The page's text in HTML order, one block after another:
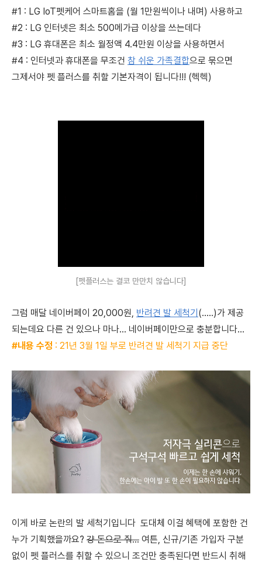
#1 : LG IoT펫케어 스마트홈을 (월 1만원씩이나 내며) 사용하고
#2 : LG 인터넷은 최소 500메가급 이상을 쓰는데다
#3 : LG 휴대폰은 최소 월정액 4.4만원 이상을 사용하면서
#4 : 인터넷과 휴대폰을 무조건 참 쉬운 가족결합으로 묶으면
그제서야 펫 플러스를 취할 기본자격이 됩니다!!! (헥헥)
[펫플러스는 결코 만만치 않습니다]
그럼 매달 네이버페이 20,000원, 반려견 발 세척기 (.....)가 제공
되는데요 다른 건 있으나 마나... 네이버페이만으로 충분합니다...
#내용 수정 : 21년 3월 1일 부로 반려견 발 세척기 지급 중단
이게 바로 논란의 발 세척기입니다 도대체 이걸 혜택에 포함한 건
누가 기획했을까요? 걍 돈으로 줘... 여튼, 신규/기존 가입자 구분
없이 펫 플러스를 취할 수 있으니 조건만 충족된다면 반드시 취해